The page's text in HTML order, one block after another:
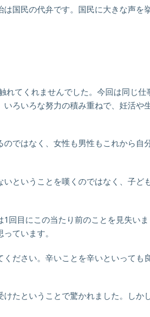
国民の代弁です。国民に大きな声を
てくれませんでした。今回は同じ
ろいろな努力の積み重ねで、妊活や
ではなく、女性も男性もこれから自
ということを嘆くのではなく、子ど
回目にこの当たり前のことを見失い
ています。
ださい。辛いことを辛いといっても
たということで驚かれました。しか